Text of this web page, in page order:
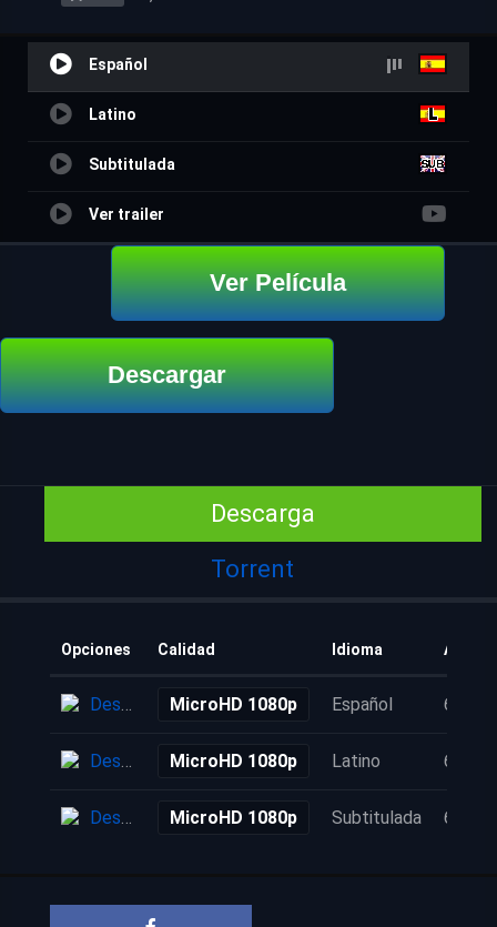
Español
Latino
Subtitulada
Ver trailer
Ver Película
Descargar
Descarga
Torrent
Opciones Calidad Idioma
Descarga MicroHD 1080p Español 6 años
Descarga MicroHD 1080p Latino 6 años
Descarga MicroHD 1080p Subtitulada 6 años